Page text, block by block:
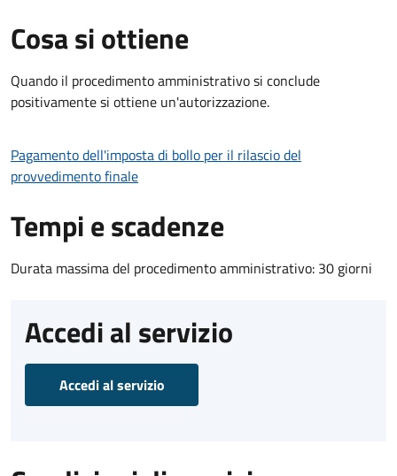
Cosa si ottiene
Quando il procedimento amministrativo si conclude
positivamente si ottiene un'autorizzazione.
Pagamento dell'imposta di bollo per il rilascio del
provvedimento finale
Tempi e scadenze
Durata massima del procedimento amministrativo: 30 giorni
Accedi al servizio
Accedi al servizio